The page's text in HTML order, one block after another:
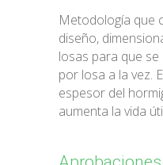
Metodología que
diseño,
losas para que
por losa a la vez.
espesor del
aumenta la vida